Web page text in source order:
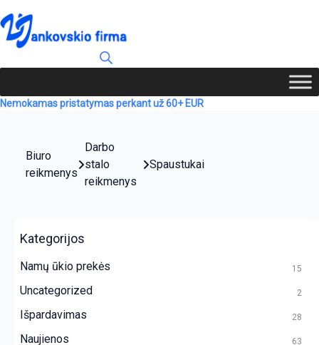
Nemokamas pristatymas perkant už 60+ EUR
Biuro
reikmenys
Darbo
stalo
reikmenys
Spaustukai
Kategorijos
Namų ūkio prekės 15
Uncategorized 2
Išpardavimas 28
Naujienos 63